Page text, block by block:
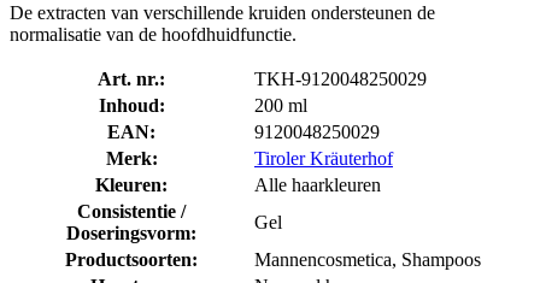
De extracten van verschillende kruiden ondersteunen de
normalisatie van de hoofdhuidfunctie.
Art. nr.:
TKH-9120048250029
Inhoud:
200 ml
EAN:
9120048250029
Merk:
Tiroler Kräuterhof
Kleuren:
Alle haarkleuren
Consistentie /
Doseringsvorm:
Gel
Productsoorten:
Mannencosmetica, Shampoos